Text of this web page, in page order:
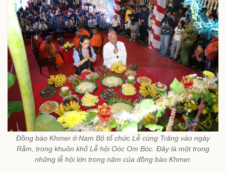
Đồng bào Khmer ở Nam Bộ tổ chức Lễ cúng Trăng vào ngày
Rằm, trong khuôn khổ Lễ hội Oóc Om Bóc. Ðây là một trong
những lễ hội lớn trong năm của đồng bào Khmer.